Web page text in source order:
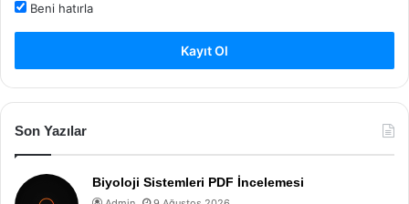
Beni hatırla
Kayıt Ol
Son Yazılar
Biyoloji Sistemleri PDF İncelemesi